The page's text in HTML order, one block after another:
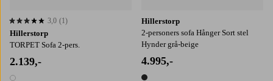
Hillerstorp
TORPET Sofa 2-pers.
2.139,-
3,0 baseret på 1 bedømmelser
3,0 (1)
Hillerstorp
2-personers sofa Hånger Sort stel
Hynder grå-beige
4.995,-